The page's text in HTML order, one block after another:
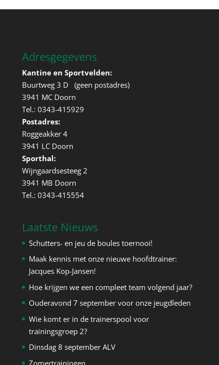
Adresgegevens
Kantine en Sportvelden:
Buurtweg 3 D (geen postadres)
3941 MC Doorn
Tel.: 0343-415929
Postadres:
Roggeakker 4
3941 LC Doorn
Sporthal:
Wijngaardsesteeg 2
3941 MB Doorn
Tel.: 0343-415554
Laatste Nieuws
Schutters- en jeu de boules toernooi!
Maak kennis met onze nieuwe hoofdtrainer:
Jacques Kop-Jansen!
Hoe krijgen we een compleet team volgend jaar?
Ouderavond 7 september voor onze jeugdleden
Wie komt er in de trainerspool voor
trainingsgroep 2?
Dinsdag 8 september ALV
Zomertrainingen